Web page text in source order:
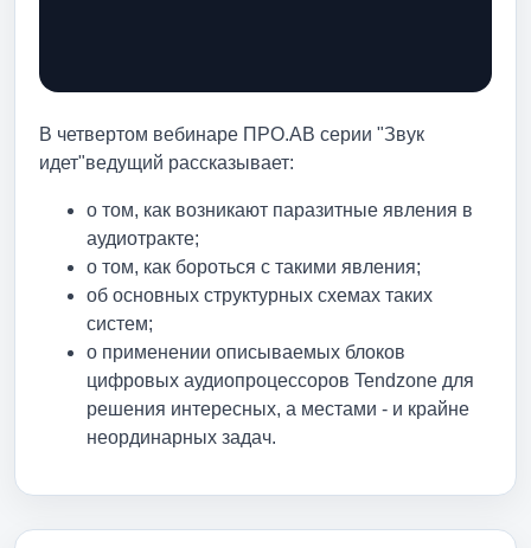
В четвертом вебинаре ПРО.АВ серии "Звук
идет"ведущий рассказывает:
о том, как возникают паразитные явления в
аудиотракте;
о том, как бороться с такими явления;
об основных структурных схемах таких
систем;
о применении описываемых блоков
цифровых аудиопроцессоров Tendzone для
решения интересных, а местами - и крайне
неординарных задач.